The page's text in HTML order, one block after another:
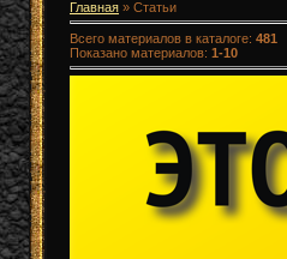
Главная » Статьи
Всего материалов в каталоге: 481
Показано материалов: 1-10